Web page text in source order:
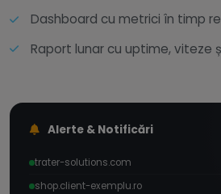
Dashboard cu metrici în timp
Raport lunar cu uptime, viteze
Alerte & Notificări
trater-solutions.com
shop.client-exemplu.ro